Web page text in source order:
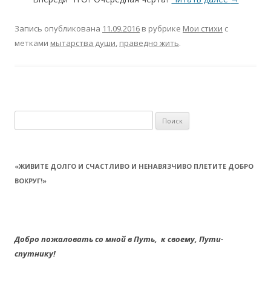
Запись опубликована 11.09.2016 в рубрике Мои стихи с
метками мытарства души, праведно жить.
«ЖИВИТЕ ДОЛГО И СЧАСТЛИВО И НЕНАВЯЗЧИВО ПЛЕТИТЕ ДОБРО
ВОКРУГ!»
Добро пожаловать со мной в Путь, к своему, Пути-
спутнику!